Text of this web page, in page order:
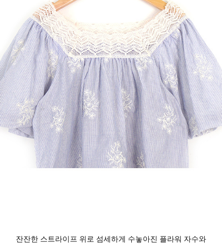
잔잔한 스트라이프 위로 섬세하게 수놓아진 플라워 자수와